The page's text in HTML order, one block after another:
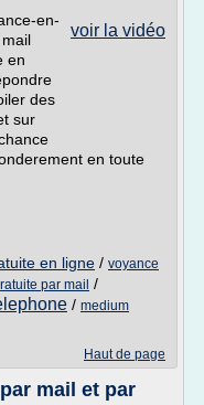
voir la vidéo
en-
en
des
sur
en toute
en ligne / voyance
par mail /
/ medium
Haut de page
mail et par